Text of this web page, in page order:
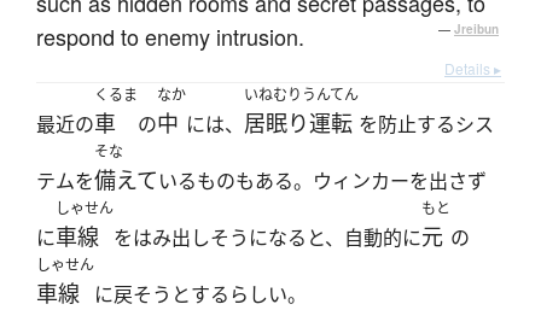
respond to enemy intrusion.
— Jreibun
Details ▸
最近の
くるま
車 の
なか
中 には、
いねむりうんてん
居眠り運転 を防止するシス
テムを
そな
備えているものもある。ウィンカーを出さず
に
しゃせん
車線 をはみ出しそうになると、自動的に
もと
元 の
しゃせん
車線 に戻そうとするらしい。